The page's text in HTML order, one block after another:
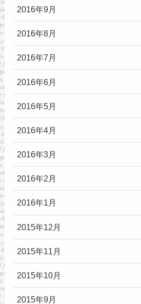
2016年9月
2016年8月
2016年7月
2016年6月
2016年5月
2016年4月
2016年3月
2016年2月
2016年1月
2015年12月
2015年11月
2015年10月
2015年9月